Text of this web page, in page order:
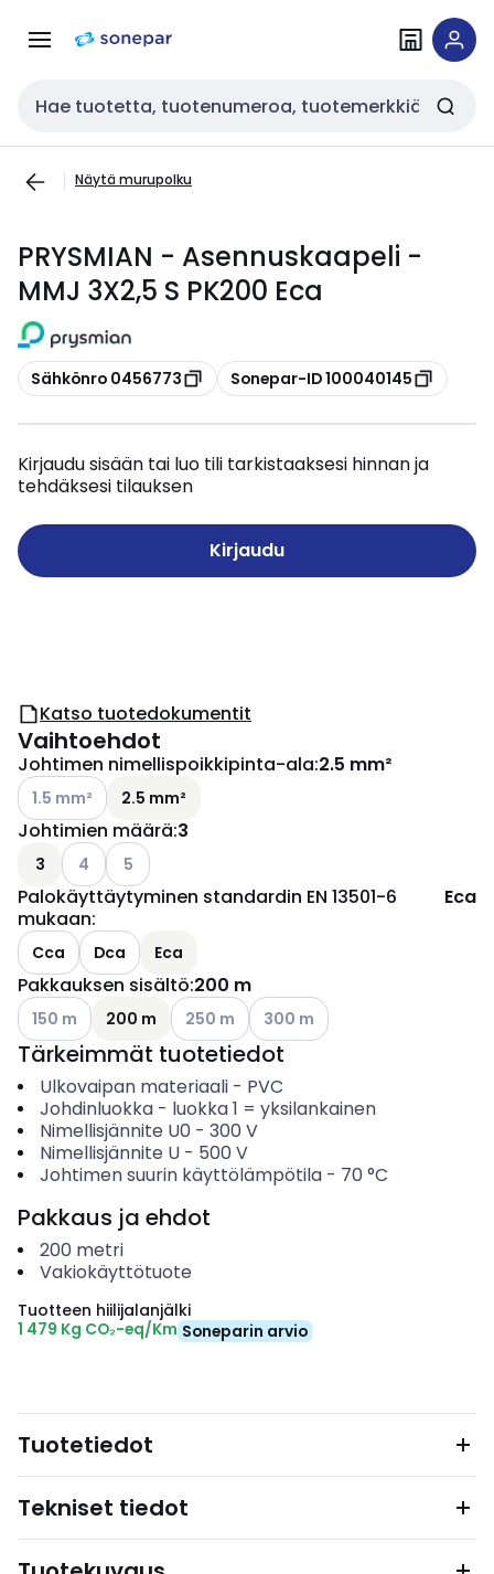
navigointiinsisältöön
Haku
Näytä murupolku
PRYSMIAN - Asennuskaapeli -
MMJ 3X2,5 S PK200 Eca
Kopioi
Sähkönro 0456773 Kopioi
Sonepar-ID 100040145
Kirjaudu sisään tai luo tili tarkistaaksesi hinnan ja
tehdäksesi tilauksen
Kirjaudu
Katso tuotedokumentit
Vaihtoehdot
Johtimen nimellispoikkipinta-ala:2.5 mm²
Katso käytettävissä olevat vaihtoehdot
1.5 mm² 2.5 mm²
Johtimien määrä:3
3 Katso käytettävissä olevat vaihtoehdot
4 Katso käytettävissä olevat vaihtoehdot
5
Palokäyttäytyminen standardin EN 13501-6
mukaan:
Eca
Cca Dca Eca
Pakkauksen sisältö:200 m
Katso käytettävissä olevat vaihtoehdot
150 m 200 m Katso käytettävissä olevat vaihtoehdot
250 m Katso käytettävissä olevat
300 m
Tärkeimmät tuotetiedot
Ulkovaipan materiaali- PVC
Johdinluokka- luokka 1 = yksilankainen
Nimellisjännite U0 - 300 V
Nimellisjännite U- 500 V
Johtimen suurin käyttölämpötila- 70 °C
Pakkaus ja ehdot
200 metri
Vakiokäyttötuote
Tuotteen hiilijalanjälki
1 479 Kg CO₂-eq/Km Soneparin arvio
Tuotetiedot
Tekniset tiedot